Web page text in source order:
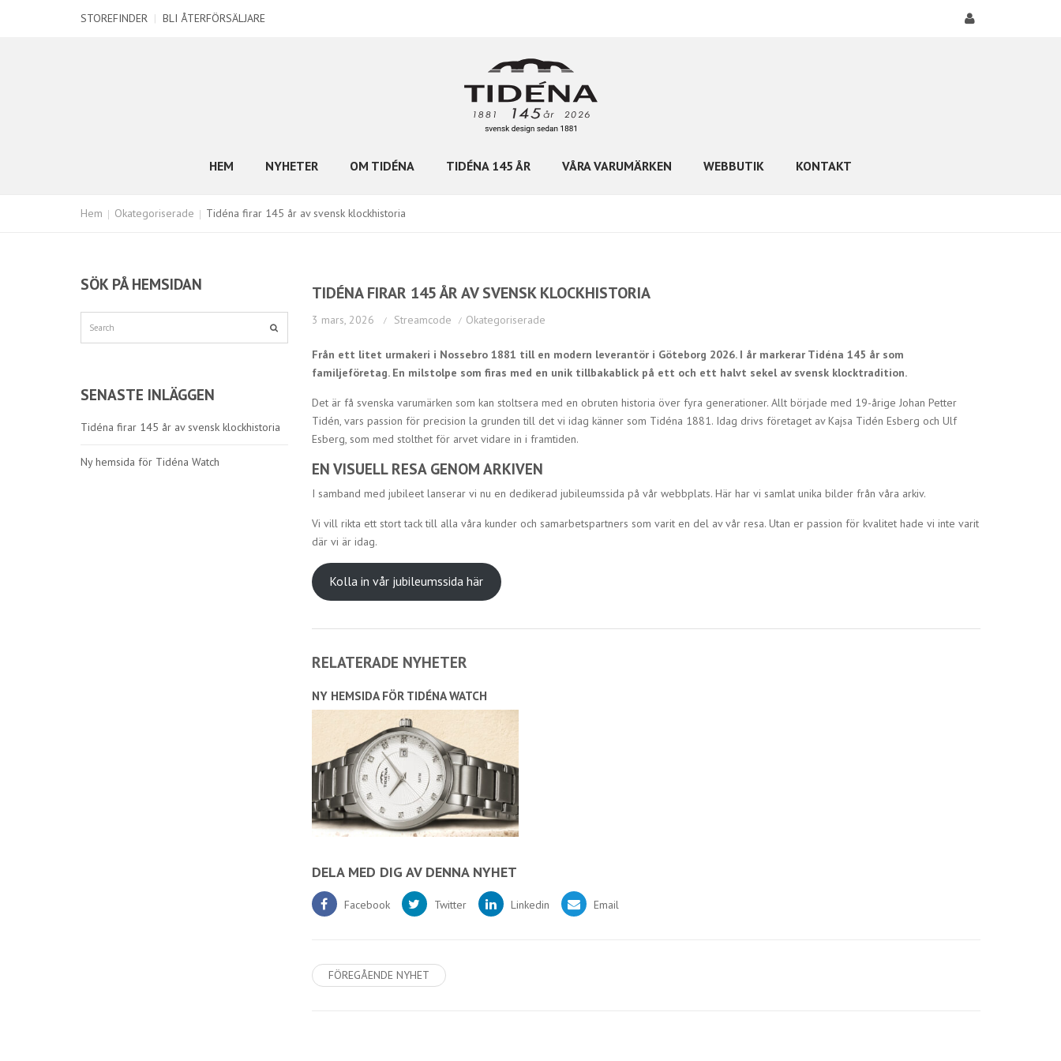
STOREFINDER | BLI ÅTERFÖRSÄLJARE
HEM NYHETER OM TIDÉNA TIDÉNA 145 ÅR VÅRA VARUMÄRKEN WEBBUTIK KONTAKT
Hem Okategoriserade Tidéna firar 145 år av svensk klockhistoria
SÖK PÅ HEMSIDAN
SENASTE INLÄGGEN
Tidéna firar 145 år av svensk klockhistoria
Ny hemsida för Tidéna Watch
TIDÉNA FIRAR 145 ÅR AV SVENSK KLOCKHISTORIA
3 mars, 2026 / Streamcode / Okategoriserade
Från ett litet urmakeri i Nossebro 1881 till en modern leverantör i Göteborg 2026. I år markerar Tidéna 145 år som
familjeföretag. En milstolpe som firas med en unik tillbakablick på ett och ett halvt sekel av svensk klocktradition.
Det är få svenska varumärken som kan stoltsera med en obruten historia över fyra generationer. Allt började med 19-årige Johan Petter
Tidén, vars passion för precision la grunden till det vi idag känner som Tidéna 1881. Idag drivs företaget av Kajsa Tidén Esberg och Ulf
Esberg, som med stolthet för arvet vidare in i framtiden.
EN VISUELL RESA GENOM ARKIVEN
I samband med jubileet lanserar vi nu en dedikerad jubileumssida på vår webbplats. Här har vi samlat unika bilder från våra arkiv.
Vi vill rikta ett stort tack till alla våra kunder och samarbetspartners som varit en del av vår resa. Utan er passion för kvalitet hade vi inte varit
där vi är idag.
Kolla in vår jubileumssida här
RELATERADE NYHETER
NY HEMSIDA FÖR TIDÉNA WATCH
DELA MED DIG AV DENNA NYHET
Facebook Twitter Linkedin Email
FÖREGÅENDE NYHET